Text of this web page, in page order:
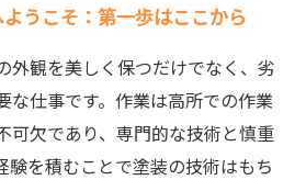
装業界でのキャリアの可能性
とは？仕事環境とやりがいを
情報と働く前に知っておきた
うこそ：第一歩はここから
外観を美しく保つだけでなく、劣
な仕事です。作業は高所での作業
可欠であり、専門的な技術と慎重
験を積むことで塗装の技術はもち